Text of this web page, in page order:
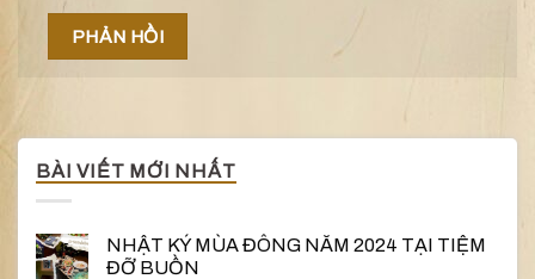
BÀI VIẾT MỚI NHẤT
NHẬT KÝ MÙA ĐÔNG NĂM 2024 TẠI TIỆM
ĐỠ BUỒN